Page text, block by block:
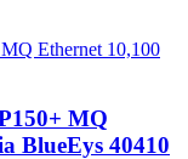
MQ
BlueEys 40410